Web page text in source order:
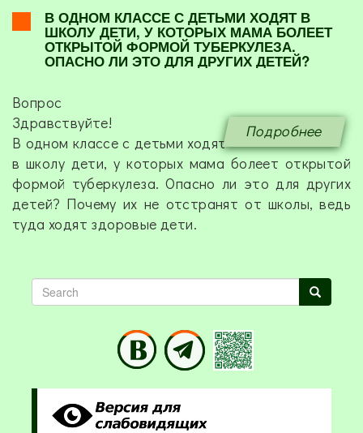
В ОДНОМ КЛАССЕ С ДЕТЬМИ ХОДЯТ В
ШКОЛУ ДЕТИ, У КОТОРЫХ МАМА БОЛЕЕТ
ОТКРЫТОЙ ФОРМОЙ ТУБЕРКУЛЕЗА.
ОПАСНО ЛИ ЭТО ДЛЯ ДРУГИХ ДЕТЕЙ?
Подробнее
Вопрос
Здравствуйте!
В одном классе с детьми ходят
в школу дети, у которых мама болеет открытой
формой туберкулеза. Опасно ли это для других
детей? Почему их не отстранят от школы, ведь
туда ходят здоровые дети.
Search Search